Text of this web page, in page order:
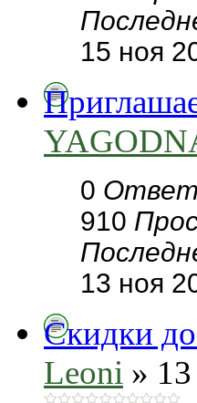
15 ноя
0
910
13 ноя
Скидки
Leoni »